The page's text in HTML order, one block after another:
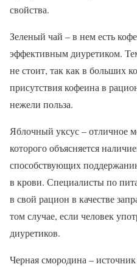
свойства.
Зеленый чай – в нем есть
эффективным диуретиком.
не стоит, так как в больших
присутствия кофеина в
нежели польза.
Яблочный уксус – отличное
которого объясняется
способствующих
в крови. Специалисты по
в свой рацион в качестве
том случае, если человек
диуретиков.
Черная смородина –